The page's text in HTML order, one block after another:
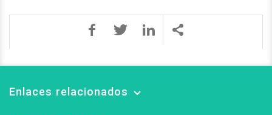
Enlaces relacionados